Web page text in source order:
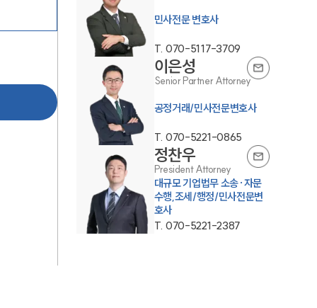
그룹소개
그룹소개
대륜의 강점
오시는 길
민사전문 변호사
T. 070-5117-3709
이은성
Senior Partner Attorney
공정거래/민사전문변호사
T. 070-5221-0865
정찬우
President Attorney
대규모 기업법무 소송·자문
수행,조세/행정/민사전문변
호사
T. 070-5221-2387